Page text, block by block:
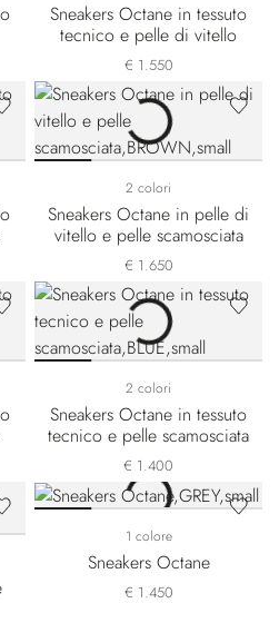
Sneakers Octane in tessuto
tecnico e pelle di vitello
€ 1.550
2 colori
Sneakers Octane in pelle di
vitello e pelle scamosciata
€ 1.650
2 colori
Sneakers Octane in tessuto
tecnico e pelle scamosciata
€ 1.400
1 colore
Sneakers Octane
€ 1.450